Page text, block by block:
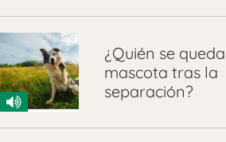
¿Quién se
mascota tras la
separación?